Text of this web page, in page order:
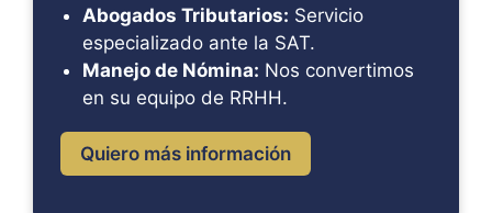
Abogados Tributarios: Servicio
especializado ante la SAT.
Manejo de Nómina: Nos convertimos
en su equipo de RRHH.
Quiero más información